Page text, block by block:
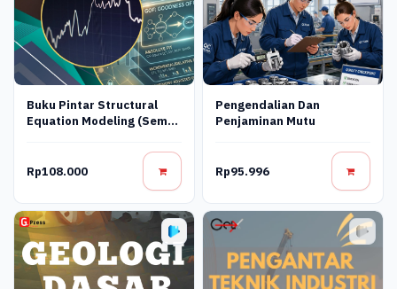
Buku Pintar Structural
Equation Modeling (Sem)
Variabel Moderasi,
Moderator, Intervening
Dan Persamaan Model
Serta Tips And Trick
Sukses Pengolahan Tools
Sem
Rp108.000
Pengendalian Dan
Penjaminan Mutu
Rp95.996